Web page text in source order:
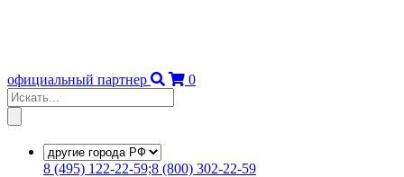
официальный партнер 0
8 (495) 122-22-59;8 (800) 302-22-59